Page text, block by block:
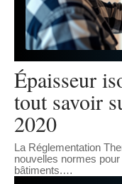
Épaisseur
tout savoir
2020
La Réglementation
nouvelles normes
bâtiments.…